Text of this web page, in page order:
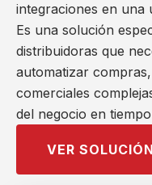
integraciones en una
Es una solución
distribuidoras que
automatizar
comerciales
del negocio en
VER